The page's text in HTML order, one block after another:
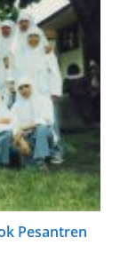
Pesantren